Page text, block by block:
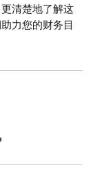
清楚地了解这
力您的财务目
这意味着您